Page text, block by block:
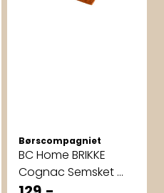
Børscompagniet
BC Home BRIKKE
Cognac Semsket ...